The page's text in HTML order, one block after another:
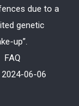
due to a
genetic
up”.
FAQ
2024-06-06